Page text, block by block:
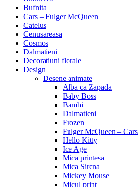
Bufnita
Cars – Fulger McQueen
Catelus
Cenusareasa
Cosmos
Dalmatieni
Decoratiuni florale
Design
Desene animate
Alba ca Zapada
Baby Boss
Bambi
Dalmatieni
Frozen
Fulger McQueen – Cars
Hello Kitty
Ice Age
Mica printesa
Mica Sirena
Mickey Mouse
Micul print